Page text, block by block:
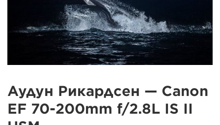
Аудун Рикардсен — Canon
EF 70-200mm f/2.8L IS II